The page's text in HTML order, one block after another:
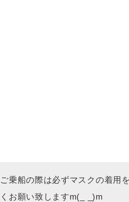
船の際は必ずマスクの着用
お願い致しますm(_ _)m